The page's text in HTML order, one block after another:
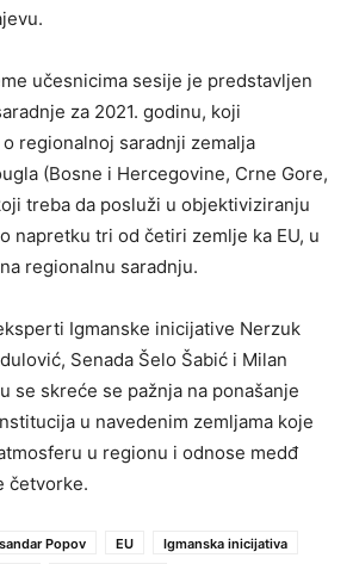
učesnicima sesije je predstavljen
za 2021. godinu, koji
regionalnoj saradnji zemalja
(Bosne i Hercegovine, Crne Gore,
treba da posluži u objektiviziranju
napretku tri od četiri zemlje ka EU, u
regionalnu saradnju.
Igmanske inicijative Nerzuk
Senada Šelo Šabić i Milan
se skreće se pažnja na ponašanje
u navedenim zemljama koje
u regionu i odnose medđ
četvorke.
Popov EU
Igmanska inicijativa